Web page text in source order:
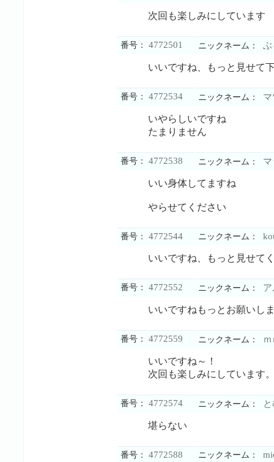
次回も楽しみにしています
番号： 4772501 ニックネーム： ぶ
いいですね、もっと見せて
番号： 4772534 ニックネーム：
いやらしいですね
たまりません
番号： 4772538 ニックネーム：
いい身体してますね
やらせてください
番号： 4772544 ニックネーム：
いいですね、もっと見せて
番号： 4772552 ニックネーム：
いいですねもっとお願いし
番号： 4772559 ニックネーム：
いいですね～！
次回も楽しみにしています
番号： 4772574 ニックネーム：
堪らない
番号： 4772588 ニックネーム：